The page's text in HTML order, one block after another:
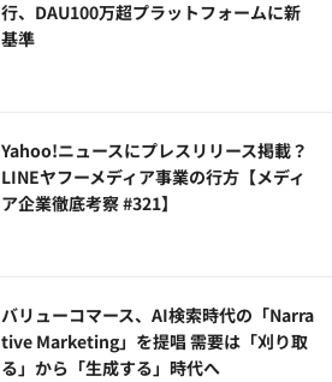
行、DAU100万超プラットフォームに新
基準
Yahoo!ニュースにプレスリリース掲載？
LINEヤフーメディア事業の行方【メディ
ア企業徹底考察 #321】
バリューコマース、AI検索時代の「Narra
tive Marketing」を提唱 需要は「刈り取
る」から「生成する」時代へ